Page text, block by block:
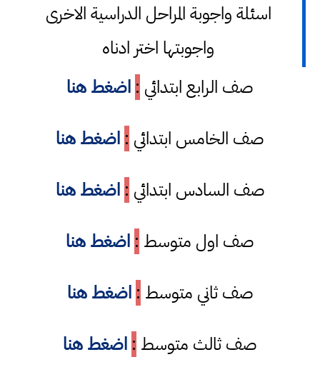
اسئلة واجوبة المراحل الدراسية الاخرى
واجوبتها اختر ادناه
صف الرابع ابتدائي : اضغط هنا
صف الخامس ابتدائي : اضغط هنا
صف السادس ابتدائي : اضغط هنا
صف اول متوسط : اضغط هنا
صف ثاني متوسط : اضغط هنا
صف ثالث متوسط : اضغط هنا